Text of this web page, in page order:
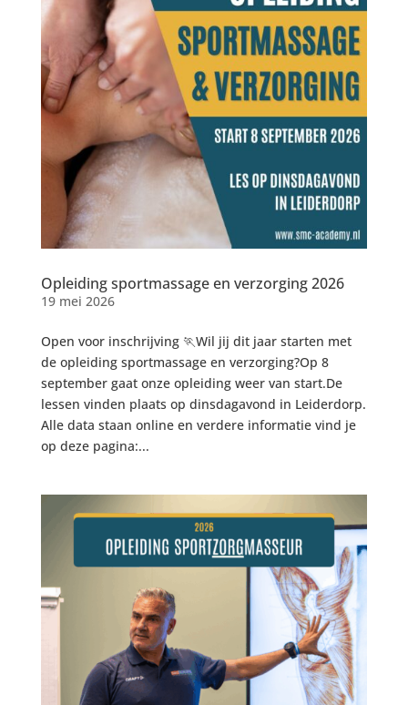
Opleiding sportmassage en verzorging 2026
19 mei 2026
Open voor inschrijving 🏃Wil jij dit jaar starten met
de opleiding sportmassage en verzorging?Op 8
september gaat onze opleiding weer van start.De
lessen vinden plaats op dinsdagavond in Leiderdorp.
Alle data staan online en verdere informatie vind je
op deze pagina:...